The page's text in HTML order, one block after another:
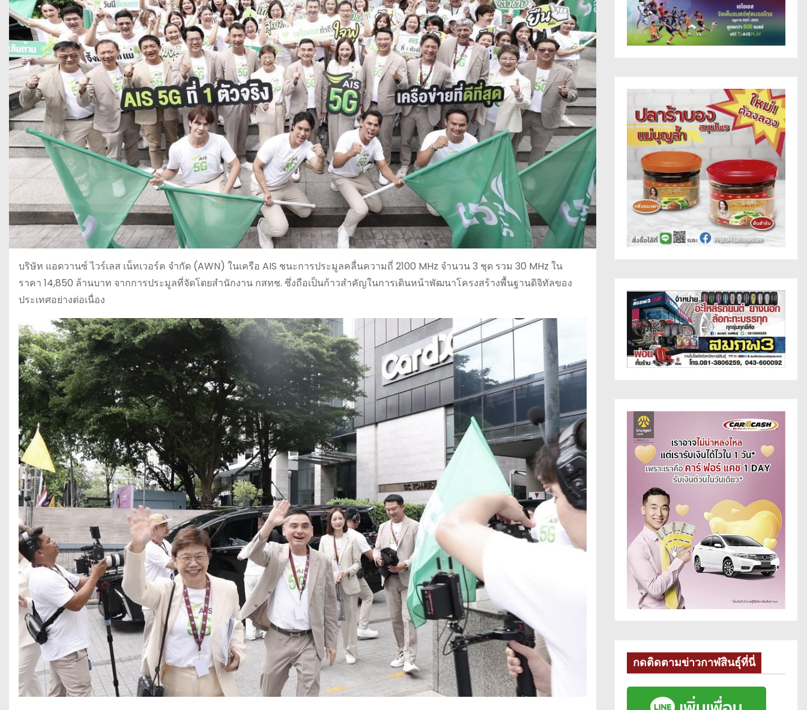
บริษัท แอดวานซ์ ไวร์เลส เน็ทเวอร์ค จำกัด (AWN) ในเครือ AIS ชนะการประมูลคลื่นความถี่ 2100 MHz จำนวน 3 ชุด รวม 30 MHz ใน
ราคา 14,850 ล้านบาท จากการประมูลที่จัดโดยสำนักงาน กสทช. ซึ่งถือเป็นก้าวสำคัญในการเดินหน้าพัฒนาโครงสร้างพื้นฐานดิจิทัลของ
ประเทศอย่างต่อเนื่อง
กดติดตามข่าวกาฬสินธุ์ที่นี่